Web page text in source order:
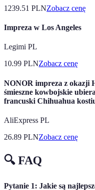
1239.51 PLNZobacz cenę
Impreza w Los Angeles
Legimi PL
10.99 PLNZobacz cenę
NONOR impreza z okazji
śmieszne kowbojskie
francuski Chihuahua
AliExpress PL
26.89 PLNZobacz cenę
🔍 FAQ
Pytanie 1: Jakie są